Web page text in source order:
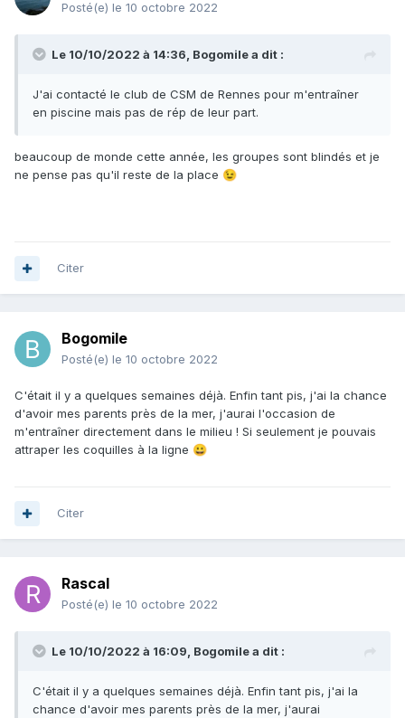
Posté(e) le 10 octobre 2022
Le 10/10/2022 à 14:36, Bogomilea dit :
J'ai contacté le club de CSM de Rennes pour m'entraîner
en piscine mais pas de rép de leur part.
beaucoup de monde cette année, les groupes sont blindés et je
ne pense pas qu'il reste de la place 😉
Citer
Bogomile
Posté(e) le 10 octobre 2022
C'était il y a quelques semaines déjà. Enfin tant pis, j'ai la chance
d'avoir mes parents près de la mer, j'aurai l'occasion de
m'entraîner directement dans le milieu ! Si seulement je pouvais
attraper les coquilles à la ligne 😀
Citer
Rascal
Posté(e) le 10 octobre 2022
Le 10/10/2022 à 16:09, Bogomilea dit :
C'était il y a quelques semaines déjà. Enfin tant pis, j'ai la
chance d'avoir mes parents près de la mer, j'aurai